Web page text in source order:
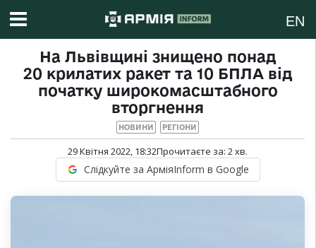
EN
На Львівщині знищено понад
20 крилатих ракет та 10 БПЛА від
початку широкомасштабного
вторгнення
НОВИНИ РЕГІОНИ
29 Квітня 2022, 18:32Прочитаєте за: 2хв.
Слідкуйте за АрміяInform в Google